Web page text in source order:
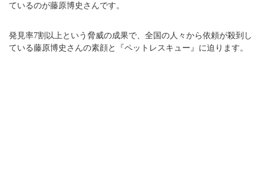
ているのが藤原博史さんです。
発見率7割以上という脅威の成果で、全国の人々から依頼が殺到し
ている藤原博史さんの素顔と『ペットレスキュー』に迫ります。